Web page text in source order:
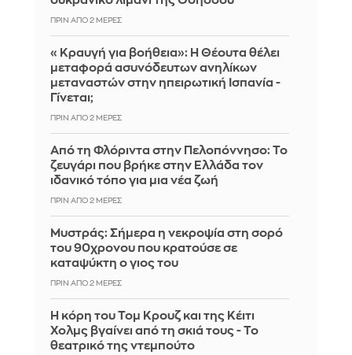
ΠΡΙΝ ΑΠΌ 2 ΜΈΡΕΣ
«Κραυγή για βοήθεια»: Η Θέουτα θέλει
μεταφορά ασυνόδευτων ανηλίκων
μεταναστών στην ηπειρωτική Ισπανία -
Γίνεται;
ΠΡΙΝ ΑΠΌ 2 ΜΈΡΕΣ
Από τη Φλόριντα στην Πελοπόννησο: Το
ζευγάρι που βρήκε στην Ελλάδα τον
ιδανικό τόπο για μια νέα ζωή
ΠΡΙΝ ΑΠΌ 2 ΜΈΡΕΣ
Mυστράς: Σήμερα η νεκροψία στη σορό
του 90χρονου που κρατούσε σε
καταψύκτη ο γιος του
ΠΡΙΝ ΑΠΌ 2 ΜΈΡΕΣ
Η κόρη του Τομ Κρουζ και της Κέιτι
Χολμς βγαίνει από τη σκιά τους - Το
θεατρικό της ντεμπούτο